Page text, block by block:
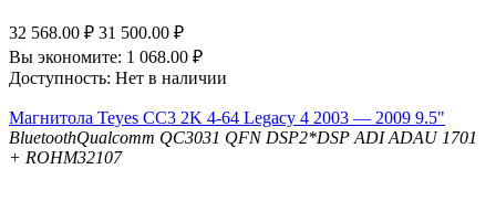
32 568.00 ₽ 31 500.00 ₽
Вы экономите: 1 068.00 ₽
Доступность: Нет в наличии
Магнитола Teyes CC3 2K 4-64 Legacy 4 2003 — 2009 9.5"
BluetoothQualcomm QC3031 QFN DSP2*DSP ADI ADAU 1701
+ ROHM32107